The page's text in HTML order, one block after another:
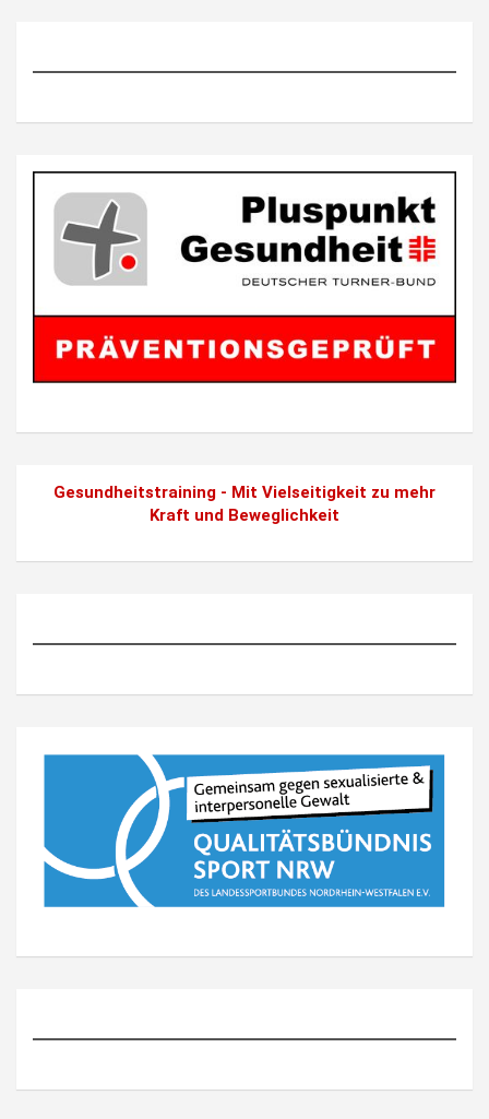
Gesundheitstraining - Mit Vielseitigkeit zu mehr
Kraft und Beweglichkeit